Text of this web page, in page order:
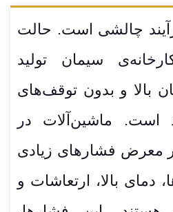
چالشی است. حالت
سیمان تولید
بالا و بدون توقف‌های
است. ماشین‌آلات در
معرض فشارهای زیادی
دمای بالا، ارتعاشات و